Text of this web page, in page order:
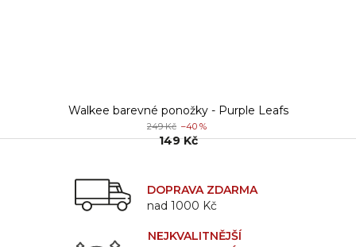
Walkee barevné ponožky - Purple Leafs
249 Kč –40 %
149 Kč
DOPRAVA ZDARMA
nad 1000 Kč
NEJKVALITNĚJŠÍ